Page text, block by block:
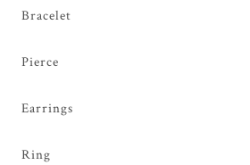
Bracelet
Pierce
Earrings
Ring